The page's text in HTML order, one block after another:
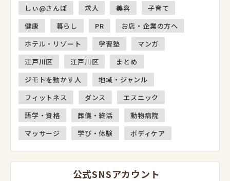
しぃ@さんぽ
求人 美容
子育て
健康
暮らし PR
お店・企業の方へ
ホテル・リゾート
学習塾
マンガ
江戸川区
江戸川区
まとめ
ジモトを動かす人
地域・ジャンル
フィットネス
ダンス
エスニック
語学・資格
葬儀・終活
動物病院
マッサージ
学び・体験 ボディケア
公式SNSアカウント